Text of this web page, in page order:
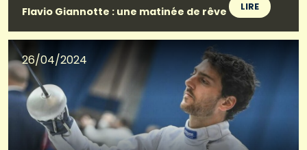
Flavio Giannotte : une matinée de rêve
LIRE
26/04/2024